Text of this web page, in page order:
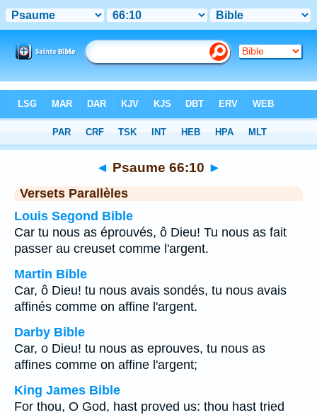
Chapitre 66> Verset 10
◄ Psaume 66:10 ►
Versets Parallèles
Louis Segond Bible
Car tu nous as éprouvés, ô Dieu! Tu nous as fait
passer au creuset comme l'argent.
Martin Bible
Car, ô Dieu! tu nous avais sondés, tu nous avais
affinés comme on affine l'argent.
Darby Bible
Car, o Dieu! tu nous as eprouves, tu nous as
affines comme on affine l'argent;
King James Bible
For thou, O God, hast proved us: thou hast tried